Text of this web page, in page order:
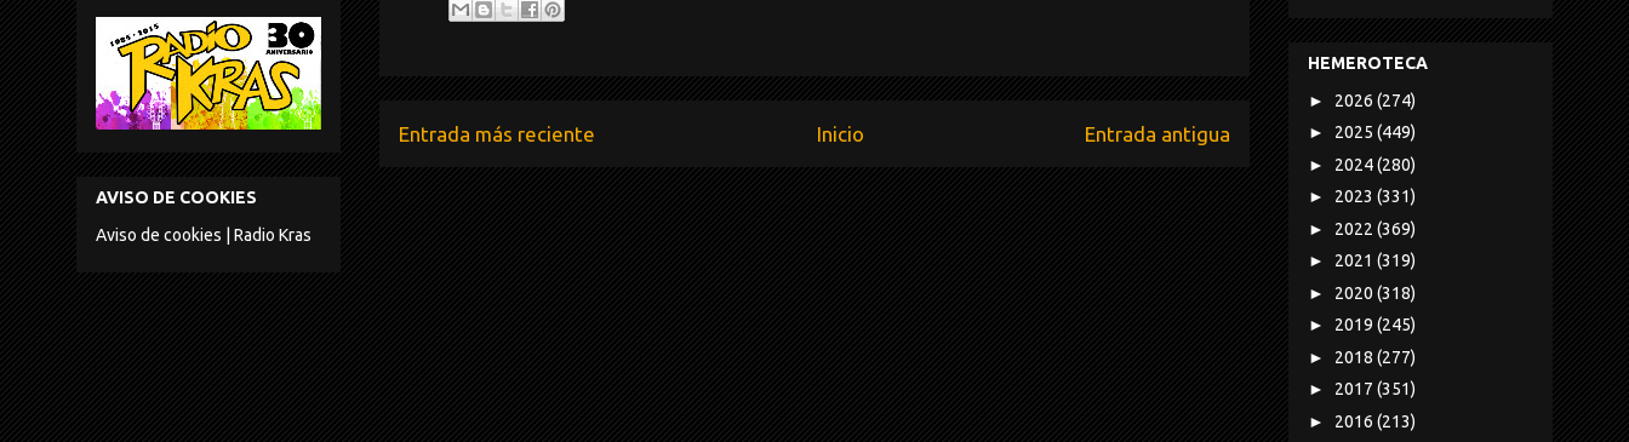
Entrada más reciente Entrada antigua
Inicio
AVISO DE COOKIES
Aviso de cookies | Radio Kras
HEMEROTECA
► 2026 (274)
► 2025 (449)
► 2024(280)
► 2023 (331)
► 2022 (369)
► 2021 (319)
► 2020 (318)
► 2019 (245)
► 2018 (277)
► 2017 (351)
► 2016 (213)